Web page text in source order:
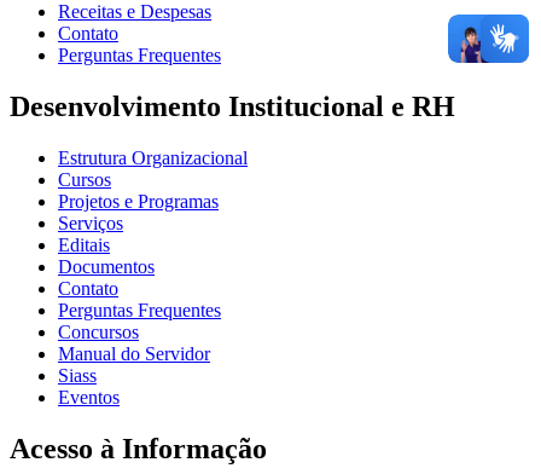
Receitas e Despesas
Contato
Perguntas Frequentes
Desenvolvimento Institucional e RH
Estrutura Organizacional
Cursos
Projetos e Programas
Serviços
Editais
Documentos
Contato
Perguntas Frequentes
Concursos
Manual do Servidor
Siass
Eventos
Acesso à Informação